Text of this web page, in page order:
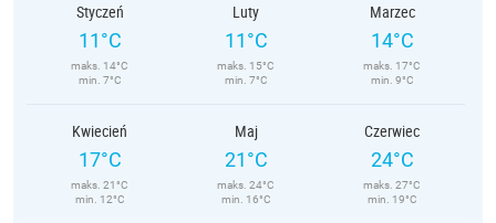
Styczeń
11°C
maks. 14°C
min. 7°C
Luty
11°C
maks. 15°C
min. 7°C
Marzec
14°C
maks. 17°C
min. 9°C
Kwiecień
17°C
maks. 21°C
min. 12°C
Maj
21°C
maks. 24°C
min. 16°C
Czerwiec
24°C
maks. 27°C
min. 19°C